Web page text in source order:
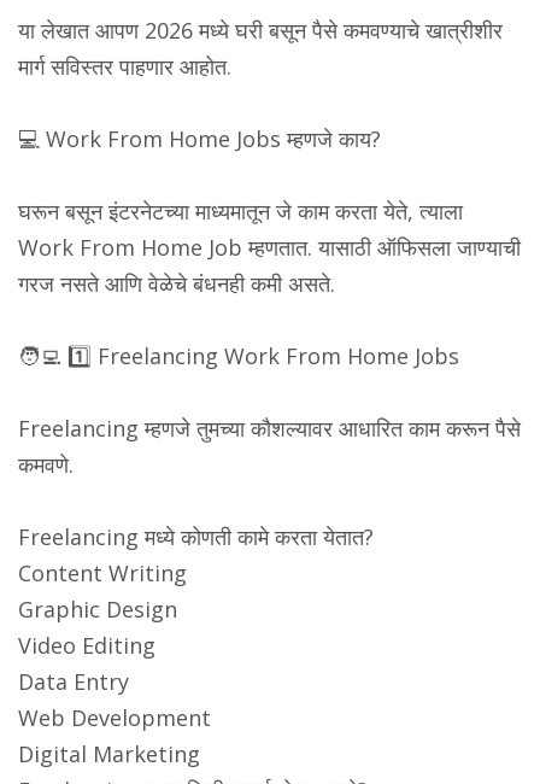
या लेखात आपण 2026 मध्ये घरी बसून पैसे कमवण्याचे खात्रीशीर
मार्ग सविस्तर पाहणार आहोत.
💻 Work From Home Jobs म्हणजे काय?
घरून बसून इंटरनेटच्या माध्यमातून जे काम करता येते, त्याला
Work From Home Job म्हणतात. यासाठी ऑफिसला जाण्याची
गरज नसते आणि वेळेचे बंधनही कमी असते.
🧑‍💻 1️⃣ Freelancing Work From Home Jobs
Freelancing म्हणजे तुमच्या कौशल्यावर आधारित काम करून पैसे
कमवणे.
Freelancing मध्ये कोणती कामे करता येतात?
Content Writing
Graphic Design
Video Editing
Data Entry
Web Development
Digital Marketing